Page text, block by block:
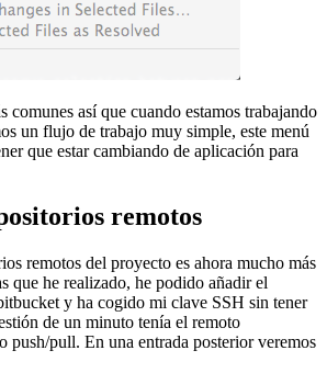
comunes así que cuando estamos trabajando
un flujo de trabajo muy simple, este menú
que estar cambiando de aplicación para
remotos
remotos del proyecto es ahora mucho más
que he realizado, he podido añadir el
y ha cogido mi clave SSH sin tener
de un minuto tenía el remoto
push/pull. En una entrada posterior veremos